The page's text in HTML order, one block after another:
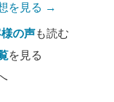
を見る →
の声も読む
を見る